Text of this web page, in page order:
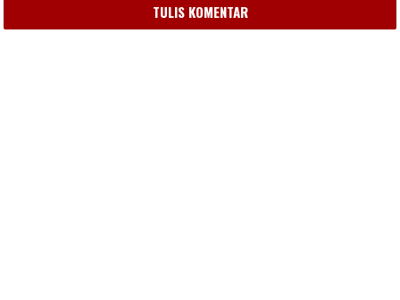
TULIS KOMENTAR